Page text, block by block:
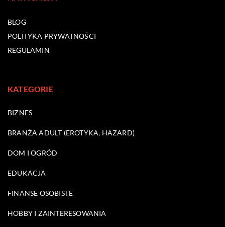
BLOG
POLITYKA PRYWATNOŚCI
REGULAMIN
KATEGORIE
BIZNES
BRANŻA ADULT (EROTYKA, HAZARD)
DOM I OGRÓD
EDUKACJA
FINANSE OSOBISTE
HOBBY I ZAINTERESOWANIA